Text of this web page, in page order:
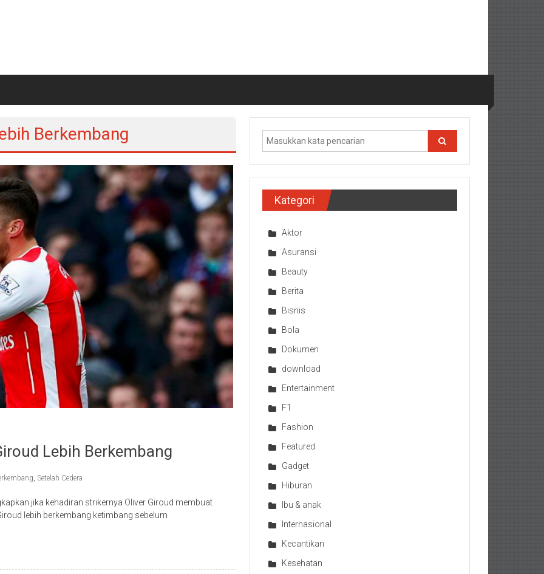
Berkembang
Lebih Berkembang
, Setelah Cedera
jika kehadiran strikernya Oliver Giroud membuat
lebih berkembang ketimbang sebelum
Kategori
Aktor
Asuransi
Beauty
Berita
Bisnis
Bola
Dokumen
download
Entertainment
F1
Fashion
Featured
Gadget
Hiburan
Ibu & anak
Internasional
Kecantikan
Kesehatan